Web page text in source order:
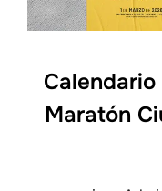
Calendario
Maratón